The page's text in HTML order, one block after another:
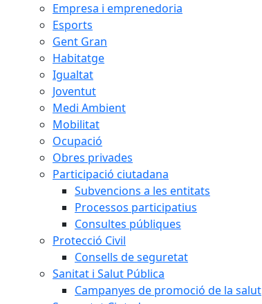
Empresa i emprenedoria
Esports
Gent Gran
Habitatge
Igualtat
Joventut
Medi Ambient
Mobilitat
Ocupació
Obres privades
Participació ciutadana
Subvencions a les entitats
Processos participatius
Consultes públiques
Protecció Civil
Consells de seguretat
Sanitat i Salut Pública
Campanyes de promoció de la salut